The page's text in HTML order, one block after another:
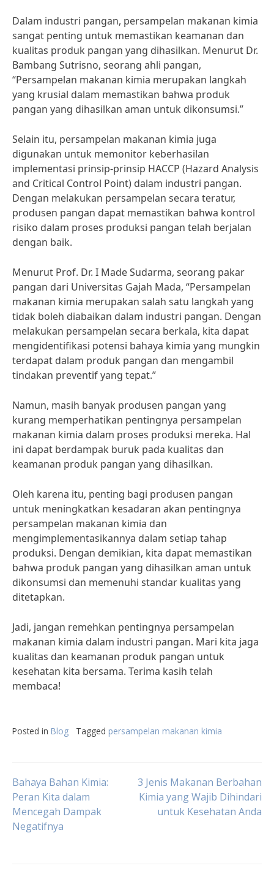
Dalam industri pangan, persampelan makanan kimia
sangat penting untuk memastikan keamanan dan
kualitas produk pangan yang dihasilkan. Menurut Dr.
Bambang Sutrisno, seorang ahli pangan,
“Persampelan makanan kimia merupakan langkah
yang krusial dalam memastikan bahwa produk
pangan yang dihasilkan aman untuk dikonsumsi.”
Selain itu, persampelan makanan kimia juga
digunakan untuk memonitor keberhasilan
implementasi prinsip-prinsip HACCP (Hazard Analysis
and Critical Control Point) dalam industri pangan.
Dengan melakukan persampelan secara teratur,
produsen pangan dapat memastikan bahwa kontrol
risiko dalam proses produksi pangan telah berjalan
dengan baik.
Menurut Prof. Dr. I Made Sudarma, seorang pakar
pangan dari Universitas Gajah Mada, “Persampelan
makanan kimia merupakan salah satu langkah yang
tidak boleh diabaikan dalam industri pangan. Dengan
melakukan persampelan secara berkala, kita dapat
mengidentifikasi potensi bahaya kimia yang mungkin
terdapat dalam produk pangan dan mengambil
tindakan preventif yang tepat.”
Namun, masih banyak produsen pangan yang
kurang memperhatikan pentingnya persampelan
makanan kimia dalam proses produksi mereka. Hal
ini dapat berdampak buruk pada kualitas dan
keamanan produk pangan yang dihasilkan.
Oleh karena itu, penting bagi produsen pangan
untuk meningkatkan kesadaran akan pentingnya
persampelan makanan kimia dan
mengimplementasikannya dalam setiap tahap
produksi. Dengan demikian, kita dapat memastikan
bahwa produk pangan yang dihasilkan aman untuk
dikonsumsi dan memenuhi standar kualitas yang
ditetapkan.
Jadi, jangan remehkan pentingnya persampelan
makanan kimia dalam industri pangan. Mari kita jaga
kualitas dan keamanan produk pangan untuk
kesehatan kita bersama. Terima kasih telah
membaca!
Posted in Blog Tagged persampelan makanan kimia
Post
navigation
Bahaya Bahan Kimia:
Peran Kita dalam
Mencegah Dampak
Negatifnya
3 Jenis Makanan Berbahan
Kimia yang Wajib Dihindari
untuk Kesehatan Anda